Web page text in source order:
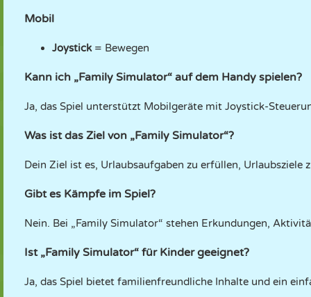
Mobil
Joystick= Bewegen
Kann ich „Family Simulator“ auf dem Handy spielen?
Ja, das Spiel unterstützt Mobilgeräte mit Joystick-
Was ist das Ziel von „Family Simulator“?
Dein Ziel ist es, Urlaubsaufgaben zu erfüllen, Urlaubsziele
Gibt es Kämpfe im Spiel?
Nein. Bei „Family Simulator“ stehen Erkundungen,
Ist „Family Simulator“ für Kinder geeignet?
Ja, das Spiel bietet familienfreundliche Inhalte und ein